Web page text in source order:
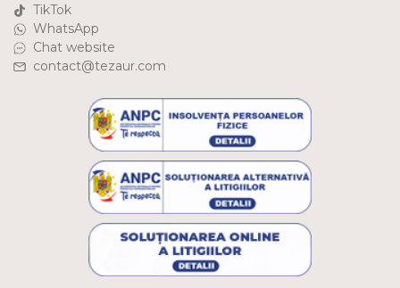
TikTok
WhatsApp
Chat website
contact@tezaur.com